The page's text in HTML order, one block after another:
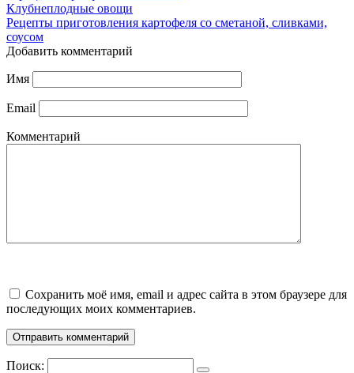
Клубнеплодные овощи
Рецепты приготовления картофеля со сметаной, сливками,
соусом
Добавить комментарий
Имя
Email
Комментарий
Сохранить моё имя, email и адрес сайта в этом браузере для
последующих моих комментариев.
Поиск: